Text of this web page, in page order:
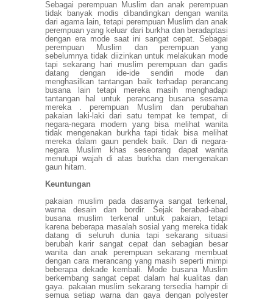
Sebagai perempuan Muslim dan anak perempuan
tidak banyak modis dibandingkan dengan wanita
dari agama lain, tetapi perempuan Muslim dan anak
perempuan yang keluar dari burkha dan beradaptasi
dengan era mode saat ini sangat cepat. Sebagai
perempuan Muslim dan perempuan yang
sebelumnya tidak diizinkan untuk melakukan mode
tapi sekarang hari muslim perempuan dan gadis
datang dengan ide-ide sendiri mode dan
menghasilkan tantangan baik terhadap perancang
busana lain tetapi mereka masih menghadapi
tantangan hal untuk perancang busana sesama
mereka . perempuan Muslim dan perubahan
pakaian laki-laki dari satu tempat ke tempat, di
negara-negara modern yang bisa melihat wanita
tidak mengenakan burkha tapi tidak bisa melihat
mereka dalam gaun pendek baik. Dan di negara-
negara Muslim khas seseorang dapat wanita
menutupi wajah di atas burkha dan mengenakan
gaun hitam.
Keuntungan
pakaian muslim pada dasarnya sangat terkenal,
warna desain dan bordir. Sejak berabad-abad
busana muslim terkenal untuk pakaian, tetapi
karena beberapa masalah sosial yang mereka tidak
datang di seluruh dunia tapi sekarang situasi
berubah karir sangat cepat dan sebagian besar
wanita dan anak perempuan sekarang membuat
dengan cara merancang yang masih seperti mimpi
beberapa dekade kembali. Mode busana Muslim
berkembang sangat cepat dalam hal kualitas dan
gaya. pakaian muslim sekarang tersedia hampir di
semua setiap warna dan gaya dengan polyester